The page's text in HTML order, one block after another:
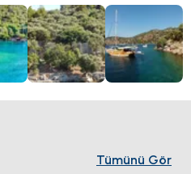
Koyu, yoğun sezonlarda çevre
düşünülebilecek
yüzme ve doğanın tadını
kalmayıp aynı zamanda tarihi
Tümünü Gör